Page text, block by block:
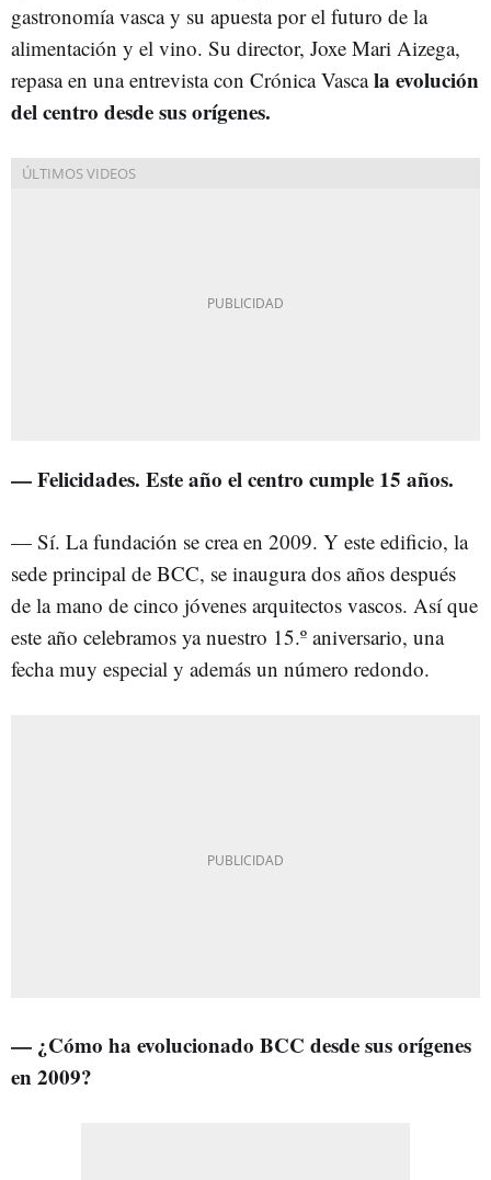
gastronomía vasca y su apuesta por el futuro de la
alimentación y el vino. Su director, Joxe Mari Aizega,
repasa en una entrevista con Crónica Vascala evolución
del centro desde sus orígenes.
— Felicidades. Este año el centro cumple 15 años.
— Sí. La fundación se crea en 2009. Y este edificio, la
sede principal de BCC, se inaugura dos años después
de la mano de cinco jóvenes arquitectos vascos. Así que
este año celebramos ya nuestro 15.º aniversario, una
fecha muy especial y además un número redondo.
— ¿Cómo ha evolucionado BCC desde sus orígenes
en 2009?